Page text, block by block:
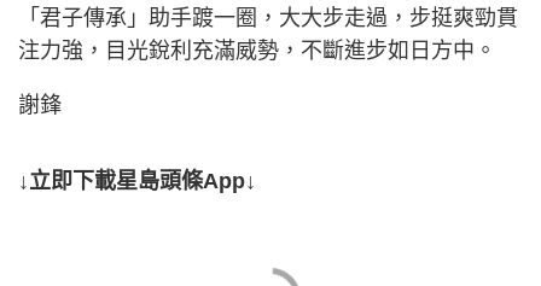
「君子傳承」助手踱一圈，大大步走過，步挺爽勁貫
注力強，目光銳利充滿威勢，不斷進步如日方中。
謝鋒
↓立即下載星島頭條App↓